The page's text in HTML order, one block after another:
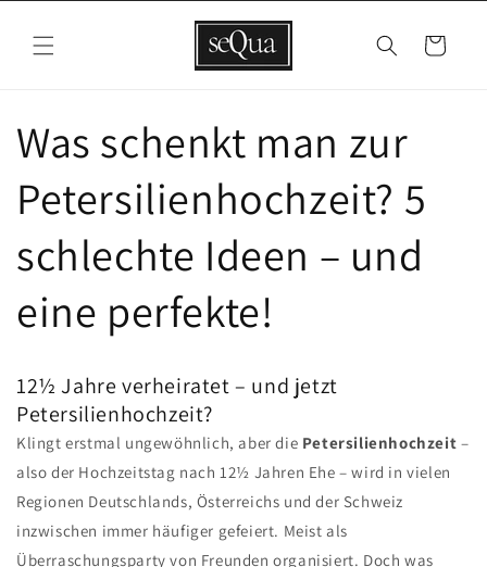
Direkt
Inhalt
Warenkorb
Was schenkt man zur
Petersilienhochzeit? 5
schlechte Ideen – und
eine perfekte!
12½ Jahre verheiratet – und jetzt
Petersilienhochzeit?
Klingt erstmal ungewöhnlich, aber die Petersilienhochzeit –
also der Hochzeitstag nach 12½ Jahren Ehe – wird in vielen
Regionen Deutschlands, Österreichs und der Schweiz
inzwischen immer häufiger gefeiert. Meist als
Überraschungsparty von Freunden organisiert. Doch was